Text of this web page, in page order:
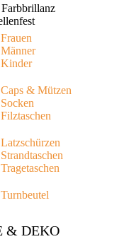
Frauen
Männer
Kinder
Caps & Mützen
Socken
Filztaschen
Latzschürzen
Strandtaschen
Tragetaschen
Turnbeutel
& DEKO